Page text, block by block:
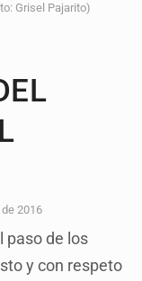
Grisel Pajarito)
2016
paso de los
y con respeto